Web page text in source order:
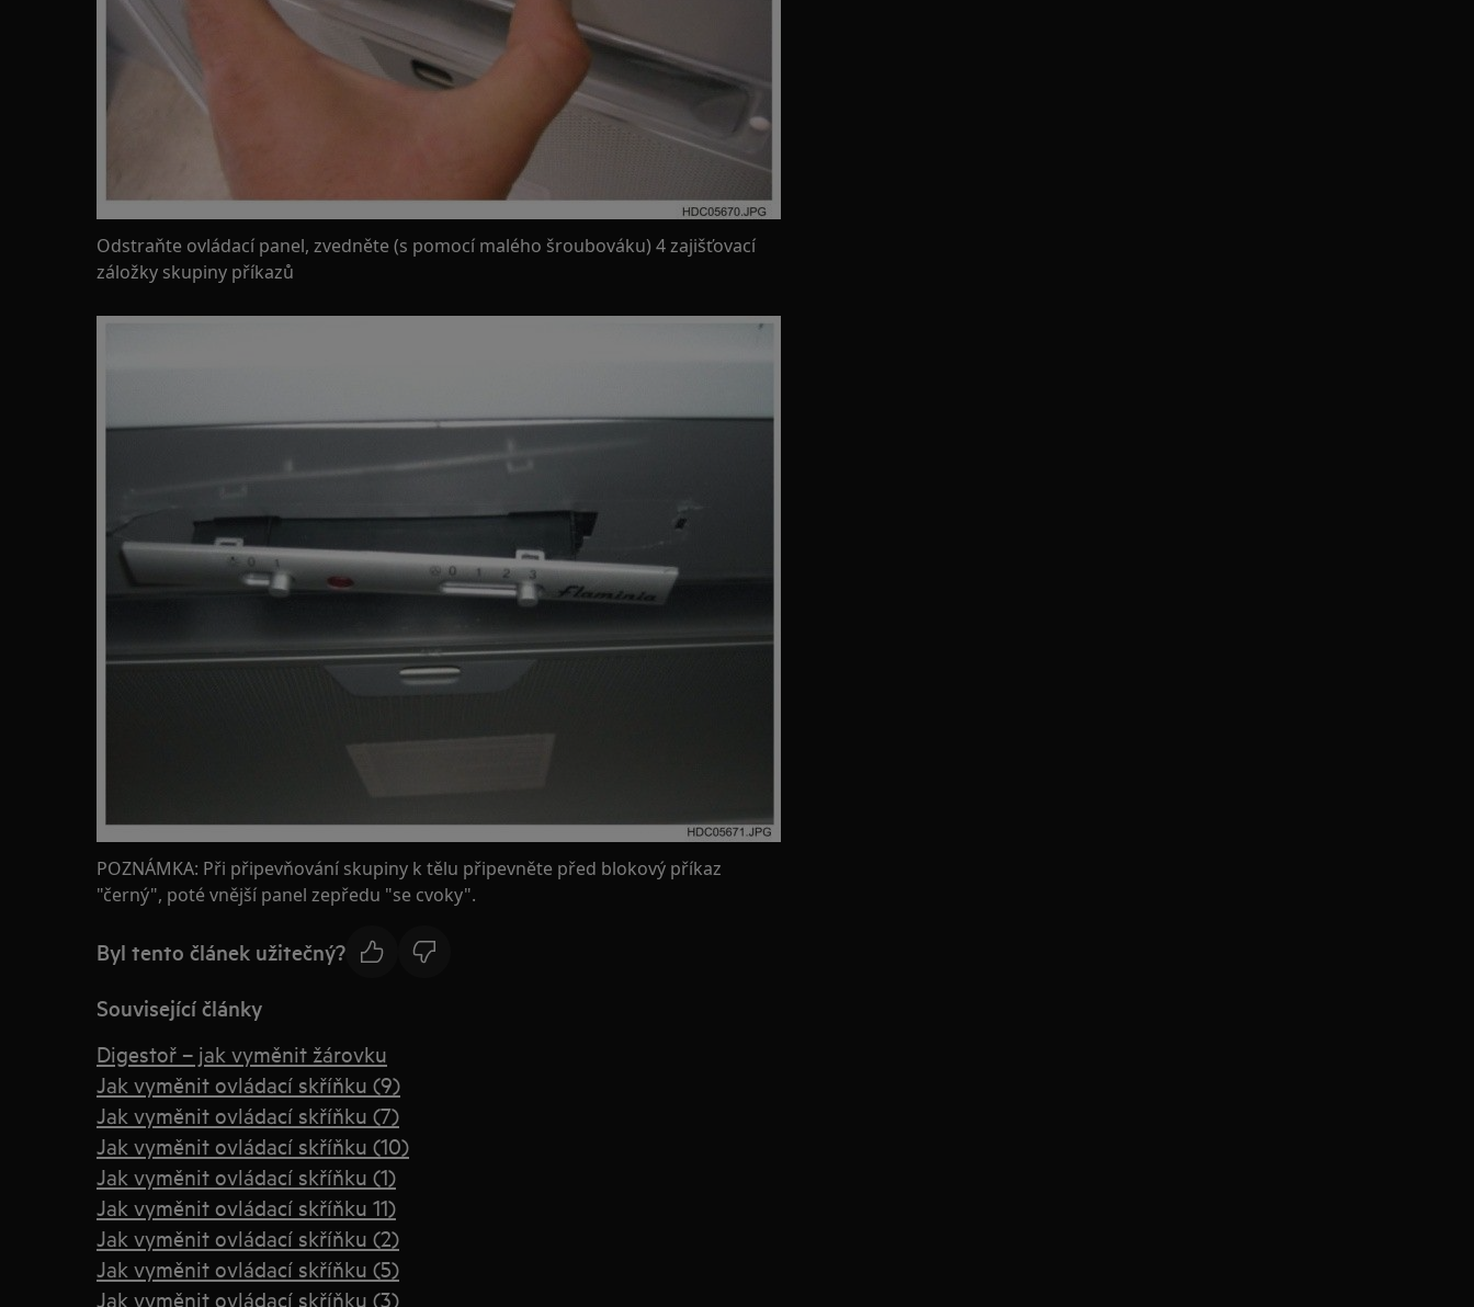
Odstraňte ovládací panel, zvedněte (s pomocí malého šroubováku) 4 zajišťovací
záložky skupiny příkazů
POZNÁMKA: Při připevňování skupiny k tělu připevněte před blokový příkaz
"černý", poté vnější panel zepředu "se cvoky".
Byl tento článek užitečný?
Související články
Digestoř – jak vyměnit žárovku
Jak vyměnit ovládací skříňku (9)
Jak vyměnit ovládací skříňku (7)
Jak vyměnit ovládací skříňku (10)
Jak vyměnit ovládací skříňku (1)
Jak vyměnit ovládací skříňku 11)
Jak vyměnit ovládací skříňku (2)
Jak vyměnit ovládací skříňku (5)
Jak vyměnit ovládací skříňku (3)